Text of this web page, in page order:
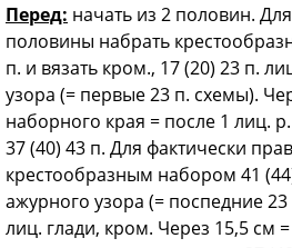
Перед: начать из 2 половин.
половины набрать
п. и вязать кром., 17 (20) 23 п.
узора (= пер­вые 23 п. схемы).
наборного края = после 1 лиц.
37 (40) 43 п. Для фактически
крестообразным набором 41
ажурного узора (= поспедние
лиц. глади, кром. Через 15,5 см